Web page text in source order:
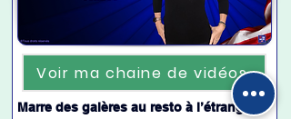
Voir ma chaine de vidéos
Marre des galères au resto à l’étranger ?